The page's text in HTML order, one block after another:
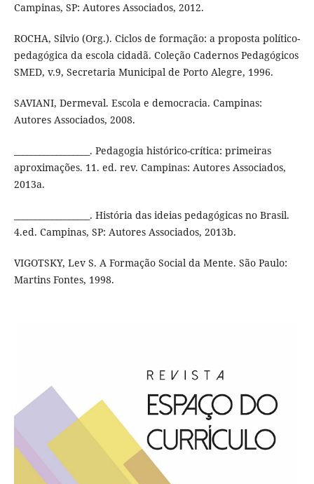
Campinas, SP: Autores Associados, 2012.
ROCHA, Silvio (Org.). Ciclos de formação: a proposta político-
pedagógica da escola cidadã. Coleção Cadernos Pedagógicos
SMED, v.9, Secretaria Municipal de Porto Alegre, 1996.
SAVIANI, Dermeval. Escola e democracia. Campinas:
Autores Associados, 2008.
__________________. Pedagogia histórico-crítica: primeiras
aproximações. 11. ed. rev. Campinas: Autores Associados,
2013a.
__________________. História das ideias pedagógicas no Brasil.
4.ed. Campinas, SP: Autores Associados, 2013b.
VIGOTSKY, Lev S. A Formação Social da Mente. São Paulo:
Martins Fontes, 1998.